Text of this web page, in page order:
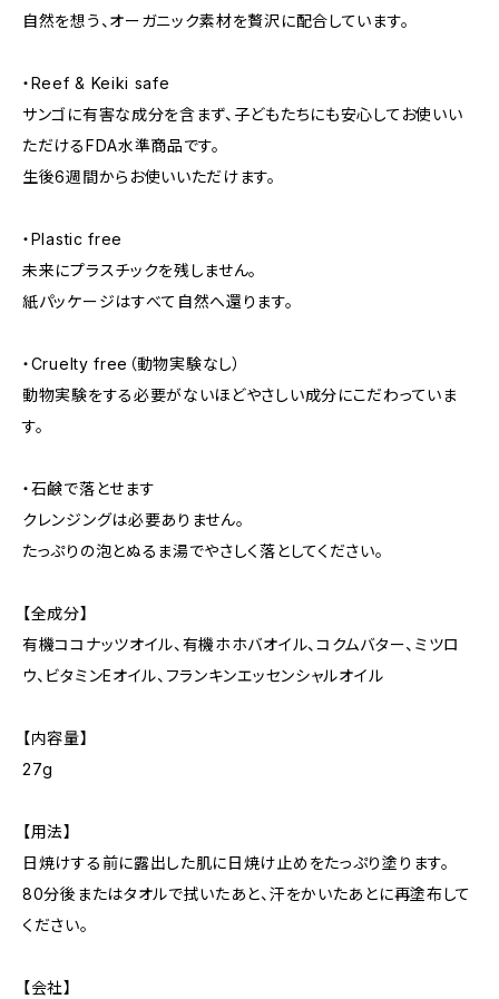
自然を想う、オーガニック素材を贅沢に配合しています。
・Reef & Keiki safe
サンゴに有害な成分を含まず、子どもたちにも安心してお使いい
ただけるFDA水準商品です。
生後6週間からお使いいただけます。
・Plastic free
未来にプラスチックを残しません。
紙パッケージはすべて自然へ還ります。
・Cruelty free（動物実験なし）
動物実験をする必要がないほどやさしい成分にこだわっていま
す。
・石鹸で落とせます
クレンジングは必要ありません。
たっぷりの泡とぬるま湯でやさしく落としてください。
【全成分】
有機ココナッツオイル、有機ホホバオイル、コクムバター、ミツロ
ウ、ビタミンEオイル、フランキンエッセンシャルオイル
【内容量】
27g
【用法】
日焼けする前に露出した肌に日焼け止めをたっぷり塗ります。
80分後またはタオルで拭いたあと、汗をかいたあとに再塗布して
ください。
【会社】